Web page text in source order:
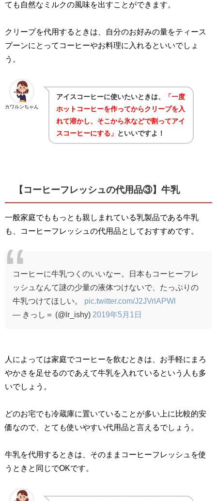
ても自然なミルクの風味を出すことができます。
クリープを代用するときは、自分のお好みの量をティース
プーンにとってコーヒーやお料理に入れるといいでしょ
う。
カワルンちゃん
アイスコーヒーに使いたいときは、
「一度
ホットコーヒーを作ってからクリープを入
れて溶かし、そこから氷などで割ってアイ
スコーヒーにする」
といいですよ！
【コーヒーフレッシュの代用品③】牛乳
一般家庭でももっとも親しまれている乳製品である牛乳
も、コーヒーフレッシュの代用品としておすすめです。
コーヒーに牛乳つくのいいなー。日本もコーヒーフレ
ッシュなんて謎の少量の液体つけないで、たっぷりの
牛乳つけてほしい。 pic.twitter.com/J2JVrlAPWl
— きっし＝ (@lr_ishy) 2019年5月1日
人によっては家庭でコーヒーを飲むときは、お手軽にまろ
やかさを足せるのであえて牛乳を入れているという人も多
いでしょう。
どのお宅でも冷蔵庫に置いていることが多い上に比較的安
価なので、とても使いやすい代用品と言えるでしょう。
牛乳を代用するときは、そのままコーヒーフレッシュを使
うときと同じでOKです。